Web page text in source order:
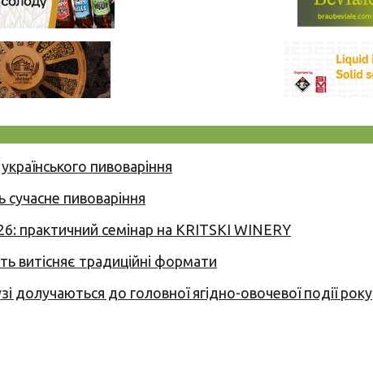
пивоваріння
пивоваріння
практичний семінар на KRITSKI WINERY
витісняє традиційні формати
долучаються до головної ягідно-овочевої події року